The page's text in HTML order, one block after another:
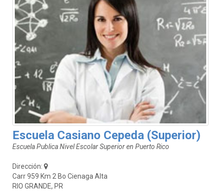
Escuela Casiano Cepeda (Superior)
Escuela Publica Nivel Escolar Superior en Puerto Rico
Dirección:
Carr 959 Km 2 Bo Cienaga Alta
RIO GRANDE, PR